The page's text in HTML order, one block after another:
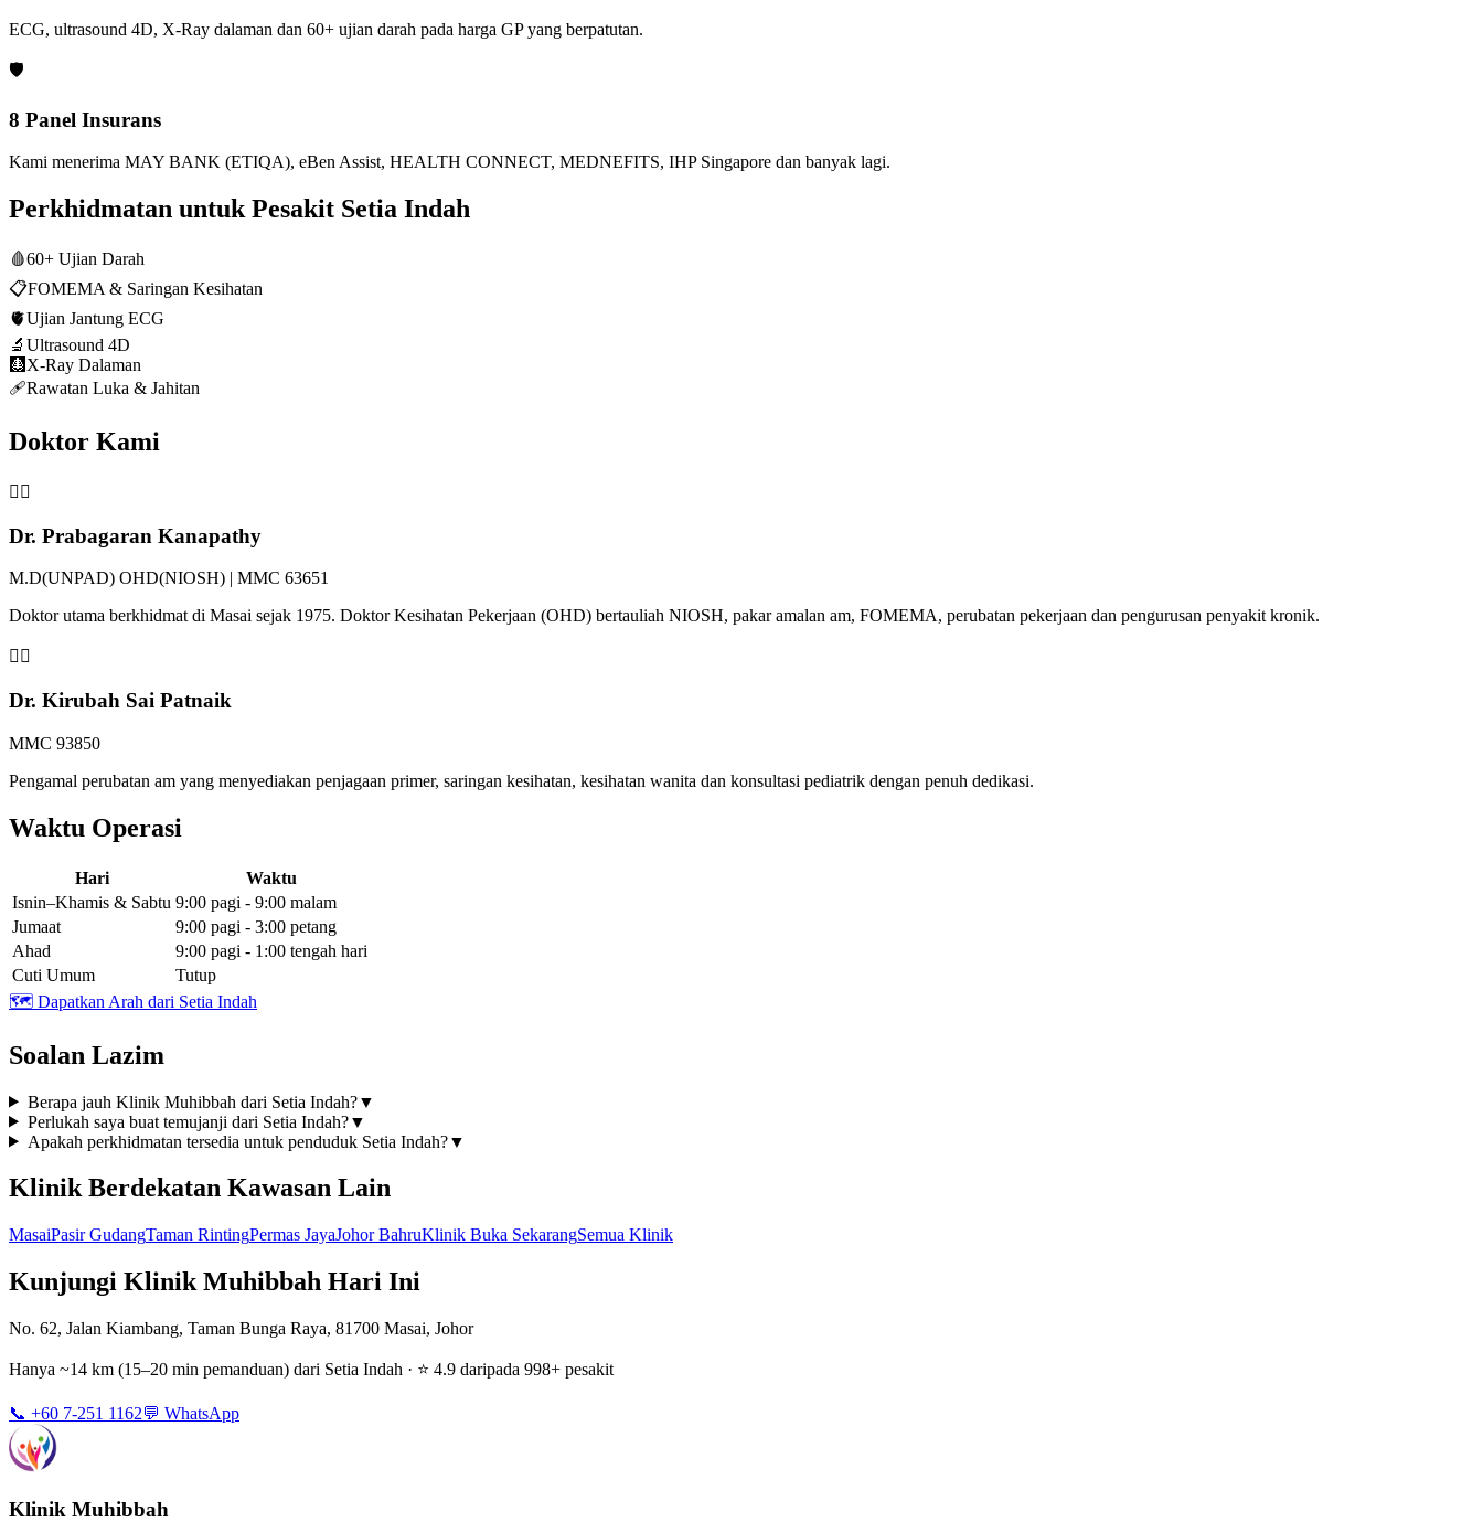
ECG, ultrasound 4D, X-Ray dalaman dan 60+ ujian darah pada harga GP yang berpatutan.
🛡️
8 Panel Insurans
Kami menerima MAY BANK (ETIQA), eBen Assist, HEALTH CONNECT, MEDNEFITS, IHP Singapore dan banyak lagi.
Perkhidmatan untuk Pesakit Setia Indah
🩸60+ Ujian Darah
📋FOMEMA & Saringan Kesihatan
🫀Ujian Jantung ECG
🔬 Ultrasound 4D
🩻 X-Ray Dalaman
🩹Rawatan Luka & Jahitan
Doktor Kami
👨‍⚕️
Dr. Prabagaran Kanapathy
M.D(UNPAD) OHD(NIOSH) | MMC 63651
Doktor utama berkhidmat di Masai sejak 1975. Doktor Kesihatan Pekerjaan (OHD) bertauliah NIOSH, pakar amalan am, FOMEMA, perubatan pekerjaan dan pengurusan penyakit kronik.
👩‍⚕️
Dr. Kirubah Sai Patnaik
MMC 93850
Pengamal perubatan am yang menyediakan penjagaan primer, saringan kesihatan, kesihatan wanita dan konsultasi pediatrik dengan penuh dedikasi.
Waktu Operasi
Hari
Waktu
Isnin–Khamis & Sabtu 9:00 pagi - 9:00 malam
Jumaat
9:00 pagi - 3:00 petang
Ahad
9:00 pagi - 1:00 tengah hari
Cuti Umum
Tutup
🗺️ Dapatkan Arah dari Setia Indah
Soalan Lazim
Berapa jauh Klinik Muhibbah dari Setia Indah?▼
Perlukah saya buat temujanji dari Setia Indah?▼
Apakah perkhidmatan tersedia untuk penduduk Setia Indah?▼
Klinik Berdekatan Kawasan Lain
MasaiPasir GudangTaman RintingPermas JayaJohor BahruKlinik Buka SekarangSemua Klinik
Kunjungi Klinik Muhibbah Hari Ini
No. 62, Jalan Kiambang, Taman Bunga Raya, 81700 Masai, Johor
Hanya ~14 km (15–20 min pemanduan) dari Setia Indah · ⭐ 4.9 daripada 998+ pesakit
📞 +60 7-251 1162💬 WhatsApp
Klinik Muhibbah